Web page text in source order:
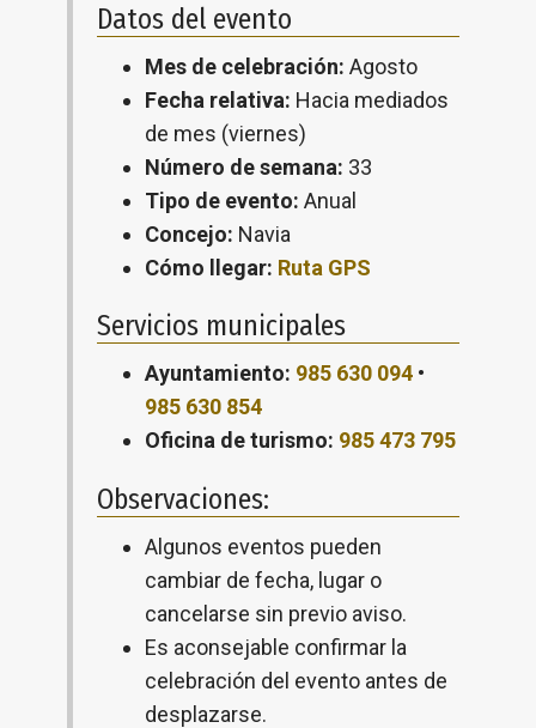
Datos del evento
Mes de celebración: Agosto
Fecha relativa: Hacia mediados
de mes (viernes)
Número de semana: 33
Tipo de evento: Anual
Concejo: Navia
Cómo llegar: Ruta GPS
Servicios municipales
Ayuntamiento: 985 630 094 •
985 630 854
Oficina de turismo: 985 473 795
Observaciones:
Algunos eventos pueden
cambiar de fecha, lugar o
cancelarse sin previo aviso.
Es aconsejable confirmar la
celebración del evento antes de
desplazarse.